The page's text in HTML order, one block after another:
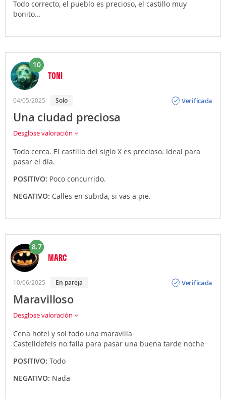
Todo correcto, el pueblo es precioso, el castillo muy
bonito...
10
TONI
04/05/2025 Solo
Verificada
Una ciudad preciosa
Desglose valoración
Todo cerca. El castillo del siglo X es precioso. Ideal para
pasar el día.
POSITIVO: Poco concurrido.
NEGATIVO: Calles en subida, si vas a pie.
8.7
MARC
10/06/2025 En pareja
Verificada
Maravilloso
Desglose valoración
Cena hotel y sol todo una maravilla
Castelldefels no falla para pasar una buena tarde noche
POSITIVO: Todo
NEGATIVO: Nada